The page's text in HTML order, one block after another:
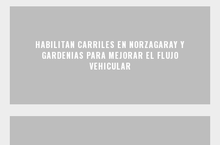
HABILITAN CARRILES EN NORZAGARAY Y
GARDENIAS PARA MEJORAR EL FLUJO
VEHICULAR